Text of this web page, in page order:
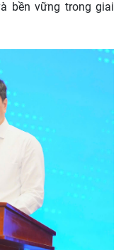
bền vững trong giai